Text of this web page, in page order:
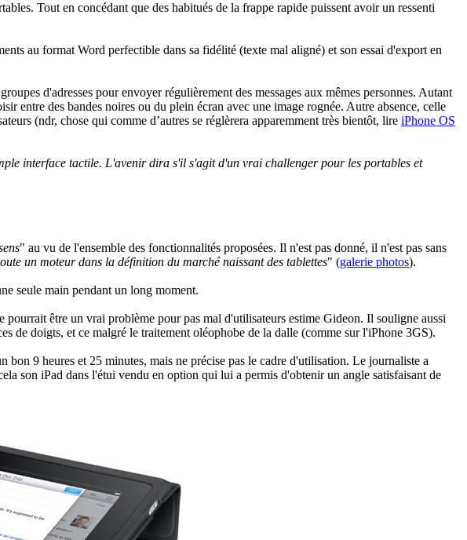
Tout en concédant que des habitués de la frappe rapide puissent avoir un ressenti
au format Word perfectible dans sa fidélité (texte mal aligné) et son essai d'export en
d'adresses pour envoyer régulièrement des messages aux mêmes personnes. Autant
entre des bandes noires ou du plein écran avec une image rognée. Autre absence, celle
(ndr, chose qui comme d’autres se réglèrera apparemment très bientôt, lire iPhone OS
interface tactile. L'avenir dira s'il s'agit d'un vrai challenger pour les portables et
" au vu de l'ensemble des fonctionnalités proposées. Il n'est pas donné, il n'est pas sans
un moteur dans la définition du marché naissant des tablettes" (galerie photos).
seule main pendant un long moment.
être un vrai problème pour pas mal d'utilisateurs estime Gideon. Il souligne aussi
de doigts, et ce malgré le traitement oléophobe de la dalle (comme sur l'iPhone 3GS).
bon 9 heures et 25 minutes, mais ne précise pas le cadre d'utilisation. Le journaliste a
son iPad dans l'étui vendu en option qui lui a permis d'obtenir un angle satisfaisant de